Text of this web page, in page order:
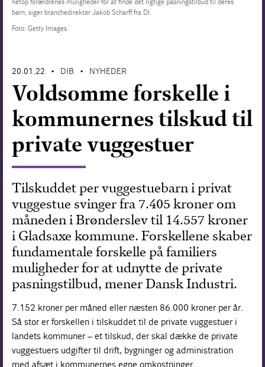
Forskning
børn, siger branchedirektør Jakob Scharff fra DI.
Foto: Getty Images
20.01.22 • DIB • NYHEDER
Voldsomme forskelle i
kommunernes tilskud til
private vuggestuer
Tilskuddet per vuggestuebarn i privat
vuggestue svinger fra 7.405 kroner om
måneden i Brønderslev til 14.557 kroner
i Gladsaxe kommune. Forskellene skaber
fundamentale forskelle på familiers
muligheder for at udnytte de private
pasningstilbud, mener Dansk Industri.
7.152 kroner per måned eller næsten 86.000 kroner per år.
Så stor er forskellen i tilskuddet til de private vuggestuer i
landets kommuner – et tilskud, der skal dække de private
vuggestuers udgifter til drift, bygninger og administration
med afsæt i kommunernes egne omkostninger.